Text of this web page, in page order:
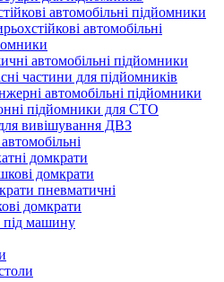
автомобільні підйомники
автомобільні
автомобільні підйомники
частини для підйомників
автомобільні підйомники
підйомники для СТО
вивішування ДВЗ
домкрати
домкрати
пневматичні
домкрати
під машину